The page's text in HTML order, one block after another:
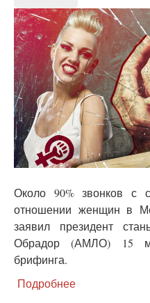
защитницу
традиционной
семьи
Около 90% звонков с
отношении женщин в
заявил президент
Обрадор (АМЛО) 15
брифинга.
Подробнее